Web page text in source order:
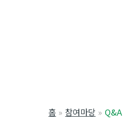
홈 참여마당 Q&A